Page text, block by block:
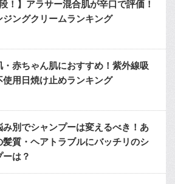
段！】アラサー混合肌が辛口で評価！
ジングクリームランキング
・赤ちゃん肌におすすめ！紫外線吸
使用日焼け止めランキング
み別でシャンプーは変えるべき！あ
髪質・ヘアトラブルにバッチリのシ
ーは？